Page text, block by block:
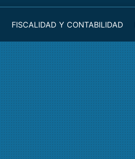
FISCALIDAD Y CONTABILIDAD